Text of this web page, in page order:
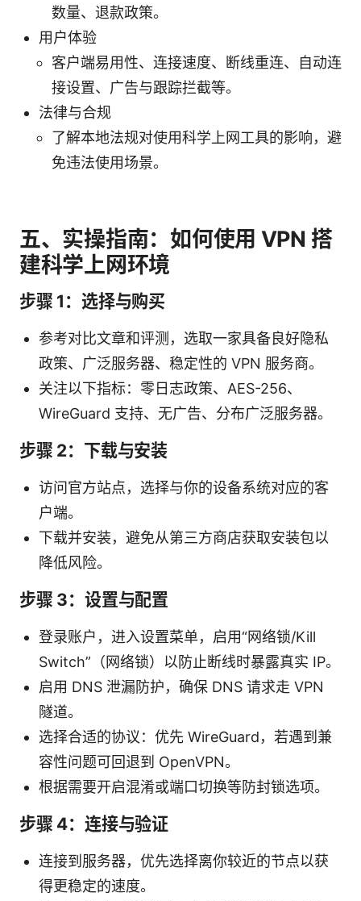
数量、退款政策。
用户体验
客户端易用性、连接速度、断线重连、自动连
接设置、广告与跟踪拦截等。
法律与合规
了解本地法规对使用科学上网工具的影响，避
免违法使用场景。
五、实操指南：如何使用 VPN 搭
建科学上网环境
步骤 1：选择与购买
参考对比文章和评测，选取一家具备良好隐私
政策、广泛服务器、稳定性的 VPN 服务商。
关注以下指标：零日志政策、AES-256、
WireGuard 支持、无广告、分布广泛服务器。
步骤 2：下载与安装
访问官方站点，选择与你的设备系统对应的客
户端。
下载并安装，避免从第三方商店获取安装包以
降低风险。
步骤 3：设置与配置
登录账户，进入设置菜单，启用“网络锁/Kill
Switch”（网络锁）以防止断线时暴露真实 IP。
启用 DNS 泄漏防护，确保 DNS 请求走 VPN
隧道。
选择合适的协议：优先 WireGuard，若遇到兼
容性问题可回退到 OpenVPN。
根据需要开启混淆或端口切换等防封锁选项。
步骤 4：连接与验证
连接到服务器，优先选择离你较近的节点以获
得更稳定的速度。